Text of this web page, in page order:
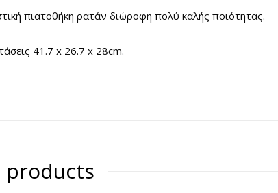
πιατοθήκη ρατάν διώροφη πολύ καλής ποιότητας.
41.7 x 26.7 x 28cm.
products